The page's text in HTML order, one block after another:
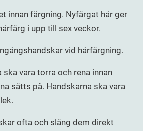
innan färgning. Nyfärgat hår ger
i upp till sex veckor.
vid hårfärgning.
ska vara torra och rena innan
sätts på. Handskarna ska vara
ofta och släng dem direkt